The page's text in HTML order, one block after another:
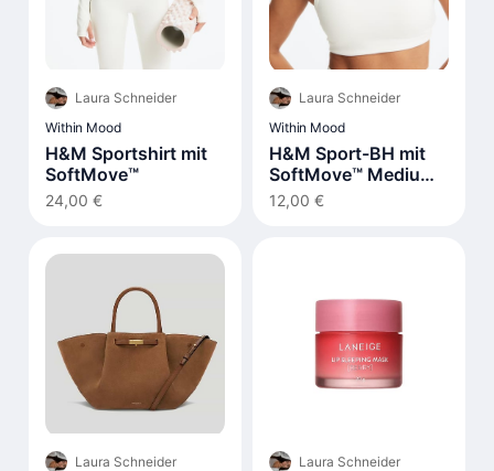
Laura Schneider
Within Mood
H&M Sportshirt mit
SoftMove™
24,00 €
Laura Schneider
Within Mood
H&M Sport-BH mit
SoftMove™ Medium
Support
12,00 €
Laura Schneider
Laura Schneider